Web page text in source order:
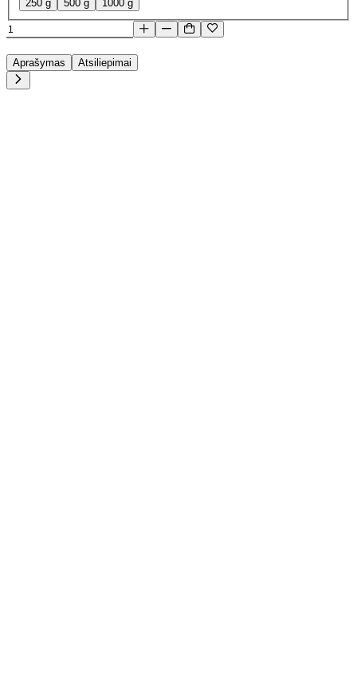
250 g 500 g 1000 g
Aprašymas Atsiliepimai